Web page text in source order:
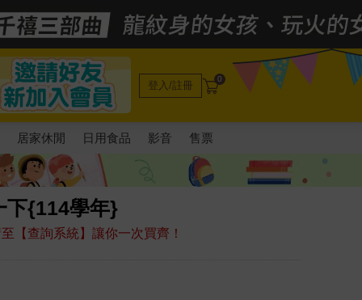
登入/註冊 0
居家休閒 日用食品 影音 售票
下{114學年}
【查詢系統】讓你一次買齊！